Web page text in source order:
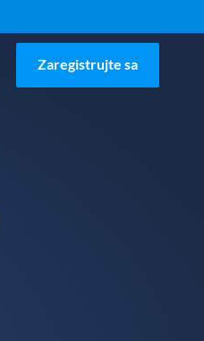
Zaregistrujte sa